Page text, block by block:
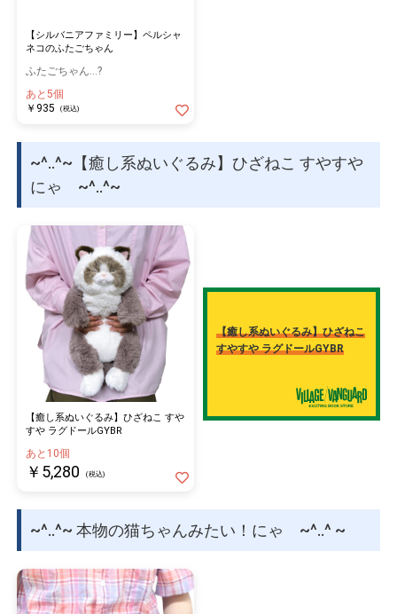
【シルバニアファミリー】ペルシャ
ネコのふたごちゃん
ふたごちゃん…?
あと5個
￥935
(税込)
~^..^~【癒し系ぬいぐるみ】ひざねこ すやすや
にゃ ~^..^~
【癒し系ぬいぐるみ】ひざねこ すや
すや ラグドールGYBR
あと10個
￥5,280 (税込)
【癒し系ぬいぐるみ】ひざねこ
すやすや ラグドールGYBR
~^..^~ 本物の猫ちゃんみたい！にゃ ~^..^ ~